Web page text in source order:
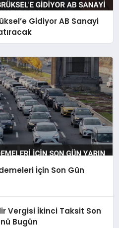
Gidiyor AB Sanayi
İçin Son Gün
Vergisi İkinci Taksit Son
Bugün